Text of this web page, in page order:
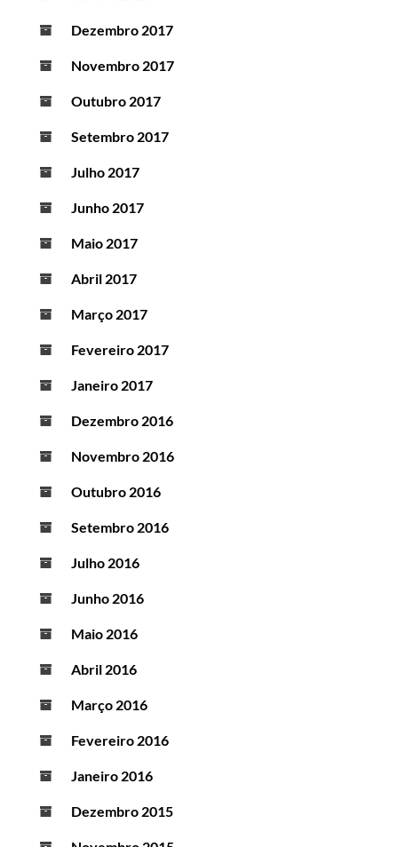
Dezembro 2017
Novembro 2017
Outubro 2017
Setembro 2017
Julho 2017
Junho 2017
Maio 2017
Abril 2017
Março 2017
Fevereiro 2017
Janeiro 2017
Dezembro 2016
Novembro 2016
Outubro 2016
Setembro 2016
Julho 2016
Junho 2016
Maio 2016
Abril 2016
Março 2016
Fevereiro 2016
Janeiro 2016
Dezembro 2015